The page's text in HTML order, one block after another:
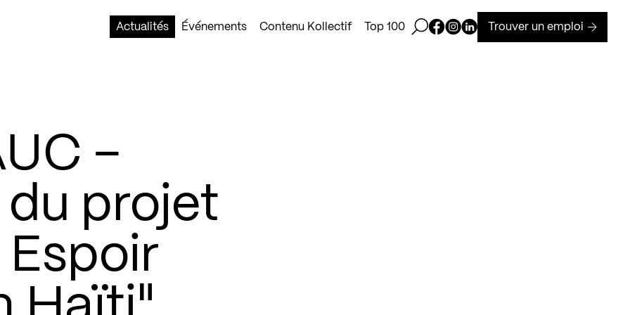
Actualités
Événements Contenu Kollectif Top 100 Ouvrir la barre de recherche
Page Facebook de Kollectif
Page Instagram de Kollectif
Page Linkedin de Kollectif
Trouver un emploi
–
projet